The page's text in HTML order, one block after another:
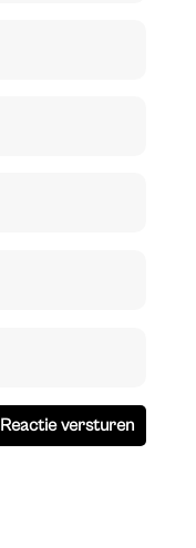
Reactie versturen